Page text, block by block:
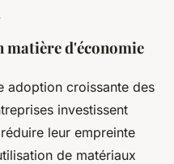
matière d'économie
adoption croissante des
investissent
leur empreinte
de matériaux